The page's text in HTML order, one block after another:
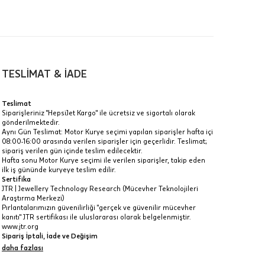
ancak
Taksit Toplamı
36.330 ₺
36.330 ₺
TESLİMAT & İADE
Teslimat
Siparişleriniz "HepsiJet Kargo" ile ücretsiz ve sigortalı olarak
gönderilmektedir.
Aynı Gün Teslimat: Motor Kurye seçimi yapılan siparişler hafta içi
08:00-16:00 arasında verilen siparişler için geçerlidir. Teslimat;
sipariş verilen gün içinde teslim edilecektir.
Hafta sonu Motor Kurye seçimi ile verilen siparişler, takip eden
ilk iş gününde kuryeye teslim edilir.
Sertifika
JTR | Jewellery Technology Research (Mücevher Teknolojileri
Araştırma Merkezi)
Pırlantalarımızın güvenilirliği "gerçek ve güvenilir mücevher
kanıtı" JTR sertifikası ile uluslararası olarak belgelenmiştir.
www.jtr.org
Sipariş İptali, İade ve Değişim
İptal: Kargoya verilmeyen veya faturası oluşmayan siparişlerinizi
daha fazlası